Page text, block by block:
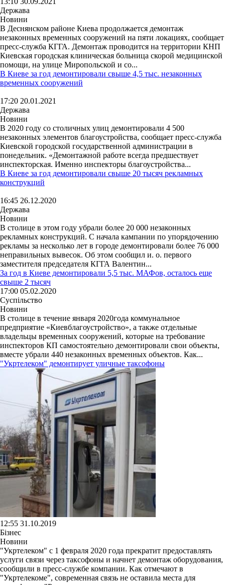
Держава
Новини
В Деснянском районе Киева продолжается демонтаж
незаконных временных сооружений на пяти локациях, сообщает
пресс-служба КГГА. Демонтаж проводится на территории КНП
Киевская городская клиническая больница скорой медицинской
помощи, на улице Миропольской и со...
В Киеве за год демонтировали свыше 4,5 тыс. незаконных
временных сооружений
17:20 20.01.2021
Держава
Новини
В 2020 году со столичных улиц демонтировали 4 500
незаконных элементов благоустройства, сообщает пресс-служба
Киевской городской государственной администрации в
понедельник. «Демонтажной работе всегда предшествует
инспекторская. Именно инспекторы благоустройства...
В Киеве за год демонтировали свыше 20 тысяч рекламных
конструкций
16:45 26.12.2020
Держава
Новини
В столице в этом году убрали более 20 000 незаконных
рекламных конструкций. С начала кампании по упорядочению
рекламы за несколько лет в городе демонтировали более 76 000
неправильных вывесок. Об этом сообщил и. о. первого
заместителя председателя КГГА Валентин...
За год в Киеве демонтировали 5,5 тыс. МАФов, осталось еще
свыше 2 тысяч
17:00 05.02.2020
Суспільство
Новини
В столице в течение января 2020года коммунальное
предприятие «Киевблагоустройство», а также отдельные
владельцы временных сооружений, которые на требование
инспекторов КП самостоятельно демонтировали свои объекты,
вместе убрали 440 незаконных временных объектов. Как...
"Укртелеком" демонтирует уличные таксофоны
12:55 31.10.2019
Бізнес
Новини
"Укртелеком" с 1 февраля 2020 года прекратит предоставлять
услуги связи через таксофоны и начнет демонтаж оборудования,
сообщили в пресс-службе компании. Как отмечают в
"Укртелекоме", современная связь не оставила места для